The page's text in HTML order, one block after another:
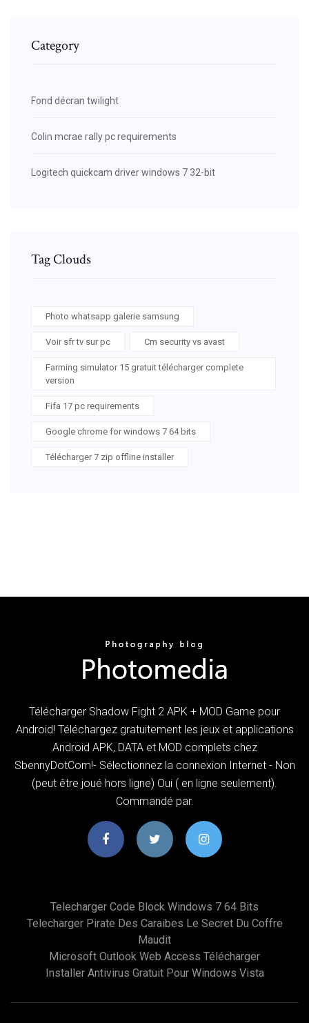
Category
Fond décran twilight
Colin mcrae rally pc requirements
Logitech quickcam driver windows 7 32-bit
Tag Clouds
Photo whatsapp galerie samsung
Voir sfr tv sur pc Cm security vs avast
Farming simulator 15 gratuit télécharger complete
version
Fifa 17 pc requirements
Google chrome for windows 7 64 bits
Télécharger 7 zip offline installer
Télécharger Shadow Fight 2 APK + MOD Game pour
Android! Téléchargez gratuitement les jeux et applications
Android APK, DATA et MOD complets chez
SbennyDotCom!- Sélectionnez la connexion Internet - Non
(peut être joué hors ligne) Oui ( en ligne seulement).
Commandé par.
Telecharger Code Block Windows 7 64 Bits
Telecharger Pirate Des Caraibes Le Secret Du Coffre
Maudit
Microsoft Outlook Web Access Télécharger
Installer Antivirus Gratuit Pour Windows Vista